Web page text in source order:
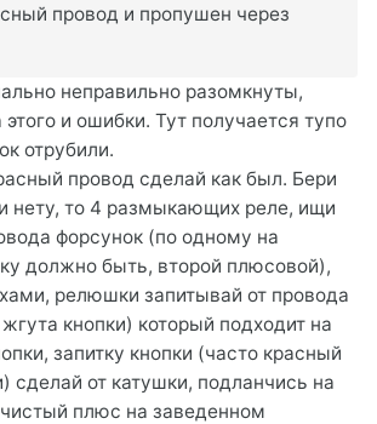
провод и пропушен через
неправильно разомкнуты,
и ошибки. Тут получается тупо
отрубили.
провод сделай как был. Бери
нету, то 4 размыкающих реле, ищи
форсунок (по одному на
должно быть, второй плюсовой),
релюшки запитывай от провода
кнопки) который подходит на
запитку кнопки (часто красный
сделай от катушки, подланчись на
плюс на заведенном